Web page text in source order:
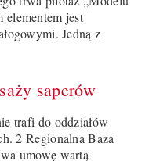
jest
Jedną z
saperów
trafi do oddziałów
2 Regionalna Baza
umowę wartą